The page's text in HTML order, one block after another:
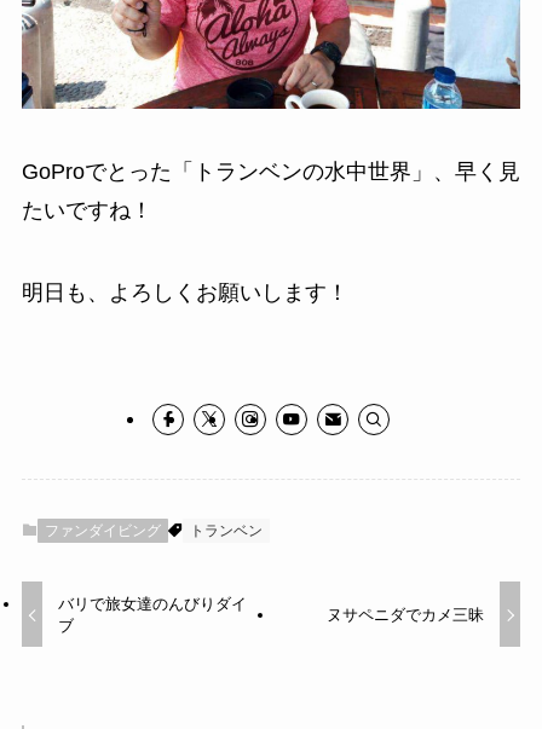
GoProでとった「トランベンの水中世界」、早く見
たいですね！
明日も、よろしくお願いします！
ファンダイビング トランベン
バリで旅女達のんびりダイ
ブ
ヌサペニダでカメ三昧